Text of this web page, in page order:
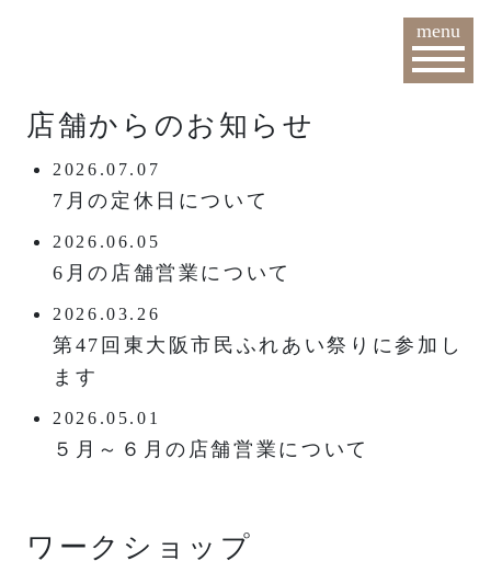
menu
店舗からのお知らせ
2026.07.07
7月の定休日について
2026.06.05
6月の店舗営業について
2026.03.26
第47回東大阪市民ふれあい祭りに参加し
ます
2026.05.01
５月～６月の店舗営業について
ワークショップ